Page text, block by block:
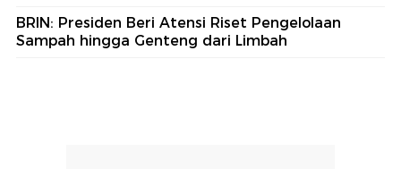
BRIN: Presiden Beri Atensi Riset Pengelolaan
Sampah hingga Genteng dari Limbah